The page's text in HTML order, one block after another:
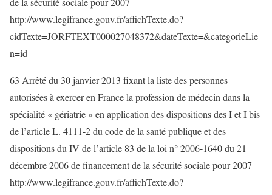
http://www.legifrance.gouv.fr/affichTexte.do?
cidTexte=JORFTEXT000027048372&dateTexte=&categorieLie
n=id
63 Arrêté du 30 janvier 2013 fixant la liste des personnes
autorisées à exercer en France la profession de médecin dans la
spécialité « gériatrie » en application des dispositions des I et I bis
de l’article L. 4111-2 du code de la santé publique et des
dispositions du IV de l’article 83 de la loi n° 2006-1640 du 21
décembre 2006 de financement de la sécurité sociale pour 2007
http://www.legifrance.gouv.fr/affichTexte.do?